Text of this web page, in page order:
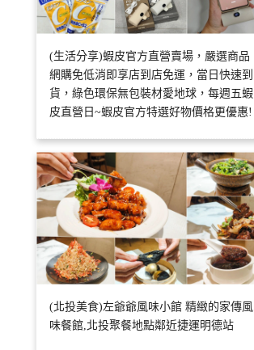
(生活分享)蝦皮官方直營賣場，嚴選商品
網購免低消即享店到店免運，當日快速到
貨，綠色環保無包裝材愛地球，每週五蝦
皮直營日~蝦皮官方特選好物價格更優惠!
(北投美食)左爺爺風味小館 精緻的家傳風
味餐館,北投聚餐地點鄰近捷運明德站